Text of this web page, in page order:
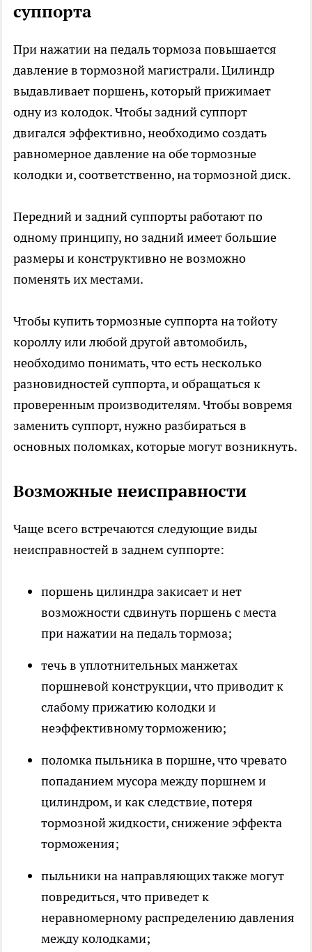
суппорта
При нажатии на педаль тормоза повышается
давление в тормозной магистрали. Цилиндр
выдавливает поршень, который прижимает
одну из колодок. Чтобы задний суппорт
двигался эффективно, необходимо создать
равномерное давление на обе тормозные
колодки и, соответственно, на тормозной диск.
Передний и задний суппорты работают по
одному принципу, но задний имеет большие
размеры и конструктивно не возможно
поменять их местами.
Чтобыкупить тормозные суппорта на тойоту
короллуили любой другой автомобиль,
необходимо понимать, что есть несколько
разновидностей суппорта, и обращаться к
проверенным производителям. Чтобы вовремя
заменить суппорт, нужно разбираться в
основных поломках, которые могут возникнуть.
Возможные неисправности
Чаще всего встречаются следующие виды
неисправностей в заднем суппорте:
поршень цилиндра закисает и нет
возможности сдвинуть поршень с места
при нажатии на педаль тормоза;
течь в уплотнительных манжетах
поршневой конструкции, что приводит к
слабому прижатию колодки и
неэффективному торможению;
поломка пыльника в поршне, что чревато
попаданием мусора между поршнем и
цилиндром, и как следствие, потеря
тормозной жидкости, снижение эффекта
торможения;
пыльники на направляющих также могут
повредиться, что приведет к
неравномерному распределению давления
между колодками;